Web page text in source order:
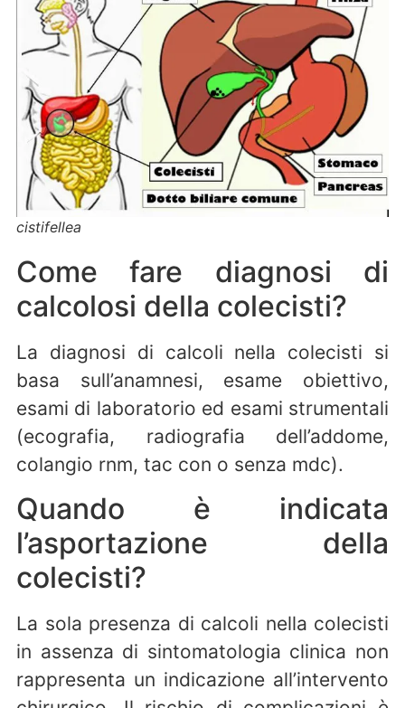
cistifellea
Come fare diagnosi di
calcolosi della colecisti?
La diagnosi di calcoli nella colecisti si
basa sull’anamnesi, esame obiettivo,
esami di laboratorio ed esami strumentali
(ecografia, radiografia dell’addome,
colangio rnm, tac con o senza mdc).
Quando è indicata
l’asportazione della
colecisti?
La sola presenza di calcoli nella colecisti
in assenza di sintomatologia clinica non
rappresenta un indicazione all’intervento